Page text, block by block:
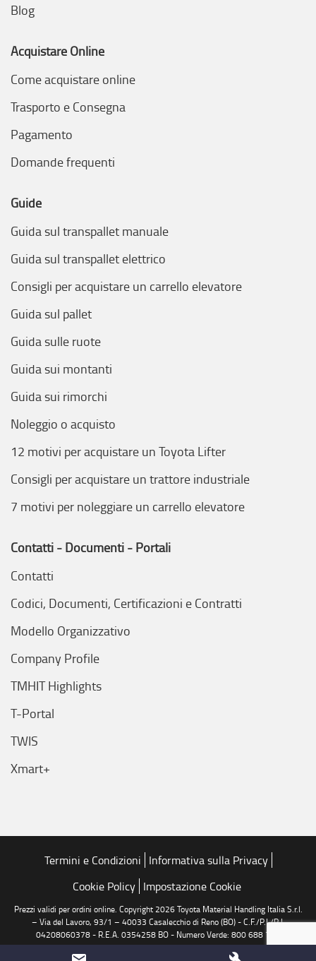
Blog
Acquistare Online
Come acquistare online
Trasporto e Consegna
Pagamento
Domande frequenti
Guide
Guida sul transpallet manuale
Guida sul transpallet elettrico
Consigli per acquistare un carrello elevatore
Guida sul pallet
Guida sulle ruote
Guida sui montanti
Guida sui rimorchi
Noleggio o acquisto
12 motivi per acquistare un Toyota Lifter
Consigli per acquistare un trattore industriale
7 motivi per noleggiare un carrello elevatore
Contatti - Documenti - Portali
Contatti
Codici, Documenti, Certificazioni e Contratti
Modello Organizzativo
Company Profile
TMHIT Highlights
T-Portal
TWIS
Xmart+
Termini e Condizioni Informativa sulla Privacy
Cookie Policy Impostazione Cookie
Prezzi validi per ordini online. Copyright 2026 Toyota Material Handling Italia S.r.l.
– Via del Lavoro, 93/1 – 40033 Casalecchio di Reno (BO) - C.F./P.I./R.I.
04208060378 - R.E.A. 0354258 BO - Numero Verde: 800 688 776